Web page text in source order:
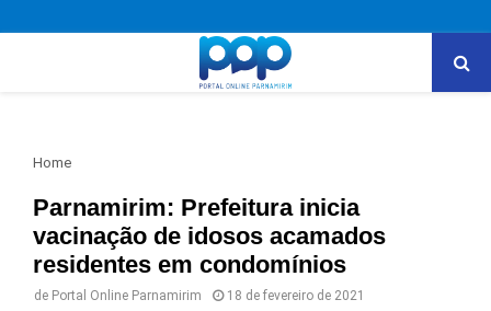
Home
Parnamirim: Prefeitura inicia
vacinação de idosos acamados
residentes em condomínios
de Portal Online Parnamirim 18 de fevereiro de 2021